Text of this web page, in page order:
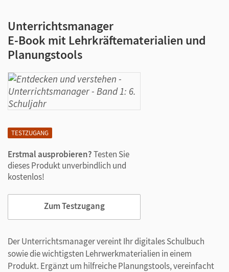
TESTZUGANG
Erstmal ausprobieren?Testen Sie
dieses Produkt unverbindlich und
kostenlos!
Zum Testzugang
Unterrichtsmanager
E-Book mit Lehrkräftematerialien und
Planungstools
Der Unterrichtsmanager vereint Ihr digitales Schulbuch
sowie die wichtigsten Lehrwerkmaterialien in einem
Produkt. Ergänzt um hilfreiche Planungstools, vereinfacht